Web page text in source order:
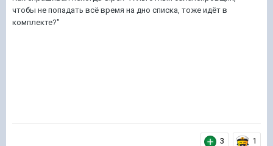
чтобы не попадать всё время на дно списка, тоже идёт в
комплекте?"
3 1